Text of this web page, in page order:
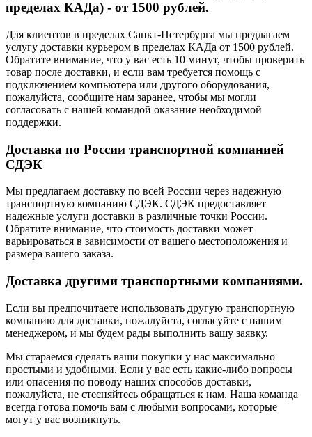
пределах КАДа) - от 1500 рублей.
Для клиентов в пределах Санкт-Петербурга мы предлагаем
услугу доставки курьером в пределах КАДа от 1500 рублей.
Обратите внимание, что у вас есть 10 минут, чтобы проверить
товар после доставки, и если вам требуется помощь с
подключением компьютера или другого оборудования,
пожалуйста, сообщите нам заранее, чтобы мы могли
согласовать с нашей командой оказание необходимой
поддержки.
Доставка по России транспортной компанией
СДЭК
Мы предлагаем доставку по всей России через надежную
транспортную компанию СДЭК. СДЭК предоставляет
надежные услуги доставки в различные точки России.
Обратите внимание, что стоимость доставки может
варьироваться в зависимости от вашего местоположения и
размера вашего заказа.
Доставка другими транспортными компаниями.
Если вы предпочитаете использовать другую транспортную
компанию для доставки, пожалуйста, согласуйте с нашим
менеджером, и мы будем рады выполнить вашу заявку.
Мы стараемся сделать ваши покупки у нас максимально
простыми и удобными. Если у вас есть какие-либо вопросы
или опасения по поводу наших способов доставки,
пожалуйста, не стесняйтесь обращаться к нам. Наша команда
всегда готова помочь вам с любыми вопросами, которые
могут у вас возникнуть.